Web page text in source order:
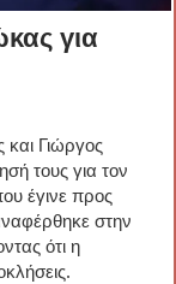
για
Γιώργος
τους για τον
έγινε προς
στην
ότι η